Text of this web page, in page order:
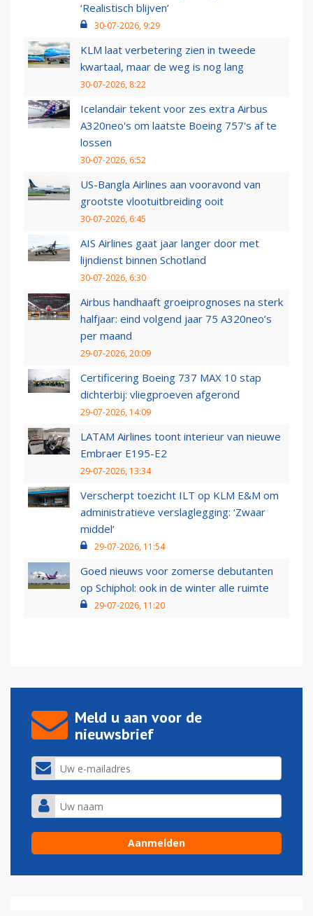
‘Realistisch blijven’
30-07-2026, 9:29
KLM laat verbetering zien in tweede
kwartaal, maar de weg is nog lang
30-07-2026, 8:22
Icelandair tekent voor zes extra Airbus
A320neo's om laatste Boeing 757's af te
lossen
30-07-2026, 6:52
US-Bangla Airlines aan vooravond van
grootste vlootuitbreiding ooit
30-07-2026, 6:45
AIS Airlines gaat jaar langer door met
lijndienst binnen Schotland
30-07-2026, 6:30
Airbus handhaaft groeiprognoses na sterk
halfjaar: eind volgend jaar 75 A320neo’s
per maand
29-07-2026, 20:09
Certificering Boeing 737 MAX 10 stap
dichterbij: vliegproeven afgerond
29-07-2026, 14:09
LATAM Airlines toont interieur van nieuwe
Embraer E195-E2
29-07-2026, 13:34
Verscherpt toezicht ILT op KLM E&M om
administratieve verslaglegging: ‘Zwaar
middel’
29-07-2026, 11:54
Goed nieuws voor zomerse debutanten
op Schiphol: ook in de winter alle ruimte
29-07-2026, 11:20
Meld u aan voor de
nieuwsbrief